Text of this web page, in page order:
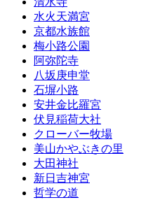
水火天満宮
京都水族館
梅小路公園
阿弥陀寺
八坂庚申堂
石塀小路
安井金比羅宮
伏見稲荷大社
クローバー牧場
美山かやぶきの里
大田神社
新日吉神宮
哲学の道